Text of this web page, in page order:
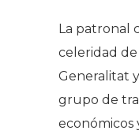
La patronal
celeridad
Generalitat
grupo de
económicos